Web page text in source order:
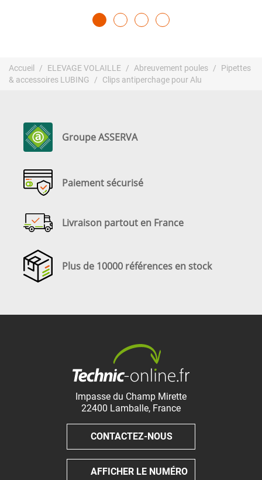
Accueil ELEVAGE VOLAILLE Abreuvement poules
Pipettes
& accessoires LUBING
Clips antiperchage pour Alu
Groupe ASSERVA
Paiement sécurisé
Livraison partout en France
Plus de 10000 références en stock
Impasse du Champ Mirette
22400 Lamballe, France
CONTACTEZ-NOUS
AFFICHER LE NUMÉRO